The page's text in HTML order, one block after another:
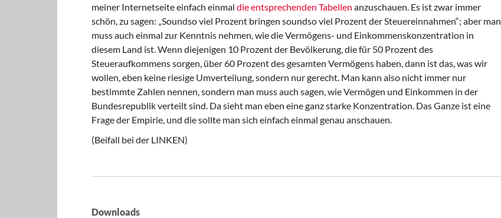
meiner Internetseite einfach einmal die entsprechenden Tabellen anzuschauen. Es ist zwar immer
schön, zu sagen: „Soundso viel Prozent bringen soundso viel Prozent der Steuereinnahmen“; aber man
muss auch einmal zur Kenntnis nehmen, wie die Vermögens- und Einkommenskonzentration in
diesem Land ist. Wenn diejenigen 10 Prozent der Bevölkerung, die für 50 Prozent des
Steueraufkommens sorgen, über 60 Prozent des gesamten Vermögens haben, dann ist das, was wir
wollen, eben keine riesige Umverteilung, sondern nur gerecht. Man kann also nicht immer nur
bestimmte Zahlen nennen, sondern man muss auch sagen, wie Vermögen und Einkommen in der
Bundesrepublik verteilt sind. Da sieht man eben eine ganz starke Konzentration. Das Ganze ist eine
Frage der Empirie, und die sollte man sich einfach einmal genau anschauen.
(Beifall bei der LINKEN)
Downloads